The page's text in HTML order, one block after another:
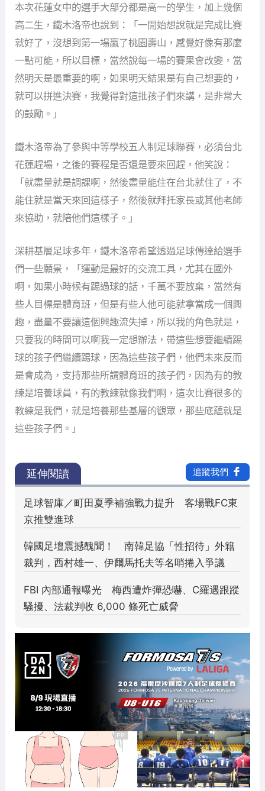
本次花蓮女中的選手大部分都是高一的學生，加上幾個
高二生，鐵木洛帝也說到：「一開始想說就是完成比賽
就好了，沒想到第一場贏了桃園壽山，感覺好像有那麼
一點可能，所以目標，當然說每一場的賽果會改變，當
然明天是最重要的啊，如果明天結果是有自己想要的，
就可以拼進決賽，我覺得對這批孩子們來講，是非常大
的鼓勵。」
鐵木洛帝為了參與中等學校五人制足球聯賽，必須台北
花蓮趕場，之後的賽程是否還是要來回趕，他笑說：
「就盡量就是調課啊，然後盡量能住在台北就住了，不
能住就是當天來回這樣子，然後就拜托家長或其他老師
來協助，就陪他們這樣子。」
深耕基層足球多年，鐵木洛帝希望透過足球傳達給選手
們一些願景，「運動是最好的交流工具，尤其在國外
啊，如果小時候有踢過球的話，千萬不要放棄，當然有
些人目標是體育班，但是有些人他可能就拿當成一個興
趣，盡量不要讓這個興趣流失掉，所以我的角色就是，
只要我的時間可以啊我一定想辦法，帶這些想要繼續踢
球的孩子們繼續踢球，因為這些孩子們，他們未來反而
是會成為，支持那些所謂體育班的孩子們，因為有的教
練是培養球員，有的教練就像我們啊，這次比賽很多的
教練是我們，就是培養那些基層的觀眾，那些底蘊就是
這些孩子們。」
PR
肚腩一抓一大把，只需1個
雞蛋，用一個瘦一個
#贊助 #新素簡
少子化衝擊學校人數 苗
栗大西國中僅剩七人仍堅
持夢想
PR